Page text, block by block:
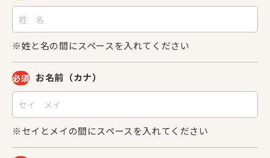
※姓と名の間にスペースを入れてください
必須 お名前（カナ）
※セイとメイの間にスペースを入れてください